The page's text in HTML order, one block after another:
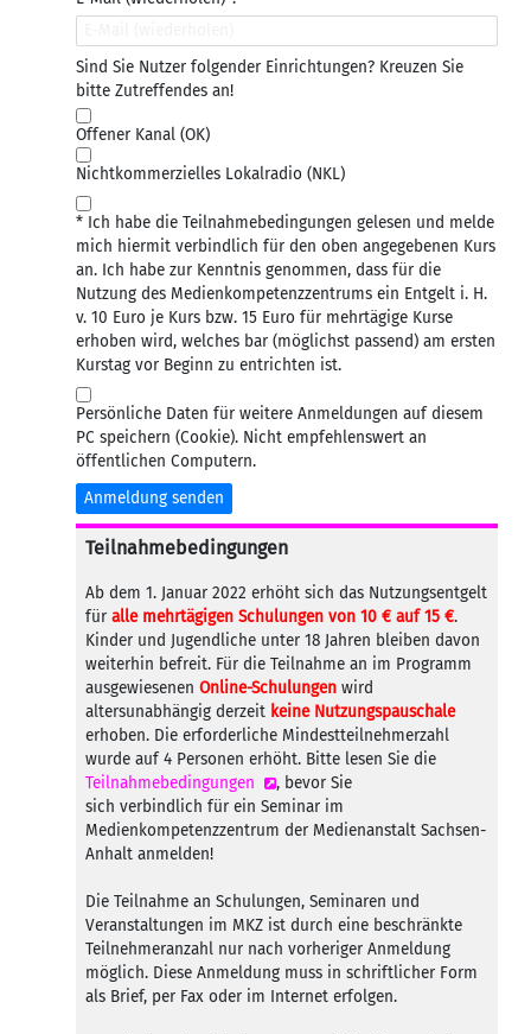
Sind Sie Nutzer folgender Einrichtungen? Kreuzen Sie
bitte Zutreffendes an!
Offener Kanal (OK)
Nichtkommerzielles Lokalradio (NKL)
* Ich habe die Teilnahmebedingungen gelesen und melde
mich hiermit verbindlich für den oben angegebenen Kurs
an. Ich habe zur Kenntnis genommen, dass für die
Nutzung des Medienkompetenzzentrums ein Entgelt i. H.
v. 10 Euro je Kurs bzw. 15 Euro für mehrtägige Kurse
erhoben wird, welches bar (möglichst passend) am ersten
Kurstag vor Beginn zu entrichten ist.
Persönliche Daten für weitere Anmeldungen auf diesem
PC speichern (Cookie). Nicht empfehlenswert an
öffentlichen Computern.
Anmeldung senden
Teilnahmebedingungen
Ab dem 1. Januar 2022 erhöht sich das Nutzungsentgelt
für alle mehrtägigen Schulungen von 10 € auf 15 €.
Kinder und Jugendliche unter 18 Jahren bleiben davon
weiterhin befreit. Für die Teilnahme an im Programm
ausgewiesenen Online-Schulungen wird
altersunabhängig derzeit keine Nutzungspauschale
erhoben. Die erforderliche Mindestteilnehmerzahl
wurde auf 4 Personen erhöht. Bitte lesen Sie die
Teilnahmebedingungen
, bevor Sie
sich verbindlich für ein Seminar im
Medienkompetenzzentrum der Medienanstalt Sachsen-
Anhalt anmelden!
Die Teilnahme an Schulungen, Seminaren und
Veranstaltungen im MKZ ist durch eine beschränkte
Teilnehmeranzahl nur nach vorheriger Anmeldung
möglich. Diese Anmeldung muss in schriftlicher Form
als Brief, per Fax oder im Internet erfolgen.